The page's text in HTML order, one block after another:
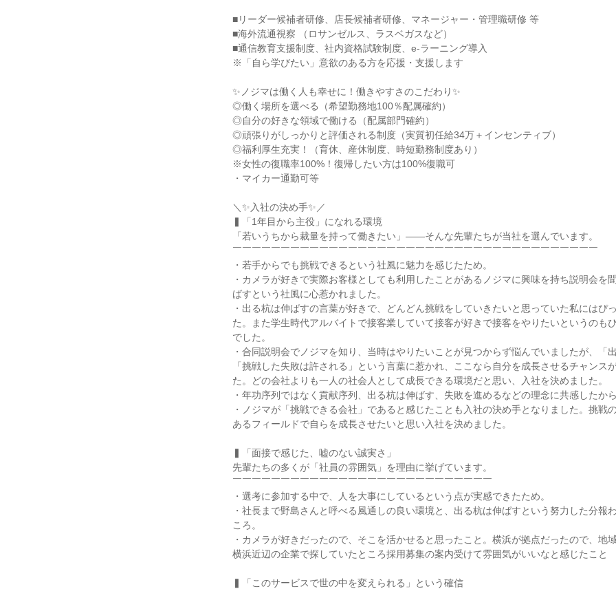
■リーダー候補者研修、店長候補者研修、マネージャー・管理職研修 等
■海外流通視察 （ロサンゼルス、ラスベガスなど）
■通信教育支援制度、社内資格試験制度、e-ラーニング導入
※「自ら学びたい」意欲のある方を応援・支援します
✨ノジマは働く人も幸せに！働きやすさのこだわり✨
◎働く場所を選べる（希望勤務地100％配属確約）
◎自分の好きな領域で働ける（配属部門確約）
◎頑張りがしっかりと評価される制度（実質初任給34万＋インセンティブ）
◎福利厚生充実！（育休、産休制度、時短勤務制度あり）
※女性の復職率100%！復帰したい方は100%復職可
・マイカー通勤可等
＼✨入社の決め手✨／
▍「1年目から主役」になれる環境
「若いうちから裁量を持って働きたい」——そんな先輩たちが当社を選んでいます。
￣￣￣￣￣￣￣￣￣￣￣￣￣￣￣￣￣￣￣￣￣￣￣￣￣￣￣￣￣￣￣￣￣￣￣￣￣￣
・若手からでも挑戦できるという社風に魅力を感じたため。
・カメラが好きで実際お客様としても利用したことがあるノジマに興味を持ち説明会を
ばすという社風に心惹かれました。
・出る杭は伸ばすの言葉が好きで、どんどん挑戦をしていきたいと思っていた私にはぴ
た。また学生時代アルバイトで接客業していて接客が好きで接客をやりたいというのも
でした。
・合同説明会でノジマを知り、当時はやりたいことが見つからず悩んでいましたが、「
「挑戦した失敗は許される」という言葉に惹かれ、ここなら自分を成長させるチャンス
た。どの会社よりも一人の社会人として成長できる環境だと思い、入社を決めました。
・年功序列ではなく貢献序列、出る杭は伸ばす、失敗を進めるなどの理念に共感したから
・ノジマが「挑戦できる会社」であると感じたことも入社の決め手となりました。挑戦
あるフィールドで自らを成長させたいと思い入社を決めました。
▍「面接で感じた、嘘のない誠実さ」
先輩たちの多くが「社員の雰囲気」を理由に挙げています。
￣￣￣￣￣￣￣￣￣￣￣￣￣￣￣￣￣￣￣￣￣￣￣￣￣￣￣
・選考に参加する中で、人を大事にしているという点が実感できたため。
・社長まで野島さんと呼べる風通しの良い環境と、出る杭は伸ばすという努力した分報
ころ。
・カメラが好きだったので、そこを活かせると思ったこと。横浜が拠点だったので、地
横浜近辺の企業で探していたところ採用募集の案内受けて雰囲気がいいなと感じたこと
▍「このサービスで世の中を変えられる」という確信